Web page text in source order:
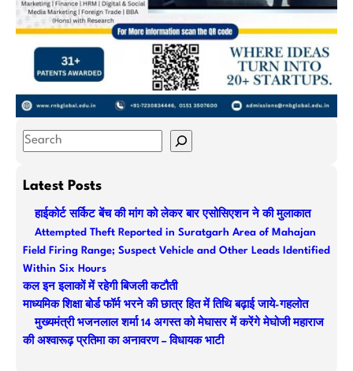
S
aLatest Posts
हाईकोर्ट सर्किट बेंच की मांग को लेकर बार एसोसिएशन ने की मुलाकात
Attempted Theft Reported in Suratgarh Area of Mahajan
Field Firing Range; Suspect Vehicle and Other Leads Identified
Within Six Hours
कल इन इलाकों में रहेगी बिजली कटौती
माध्यमिक शिक्षा बोर्ड फॉर्म भरने की छात्र हित में तिथि बढ़ाई जाये-गहलोत
मुख्यमंत्री भजनलाल शर्मा 14 अगस्त को मेघासर में करेंगे मेघोजी महाराज
की अश्वारूढ़ प्रतिमा का अनावरण – विधायक भाटी